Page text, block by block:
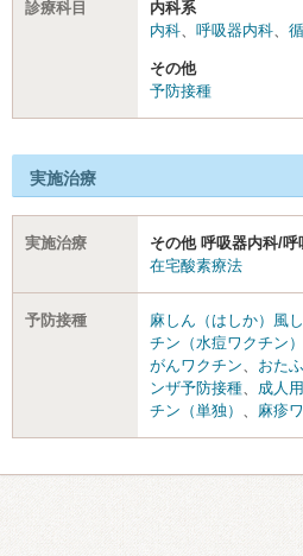
診療科目
内科系
内科
呼吸器内科
その他
予防接種
実施治療
実施治療
その他 呼吸器内科/呼
在宅酸素療法
予防接種 麻しん（はしか）風
チン（水痘ワクチン）
がんワクチン
おた
ンザ予防接種
成人
チン（単独）
麻疹